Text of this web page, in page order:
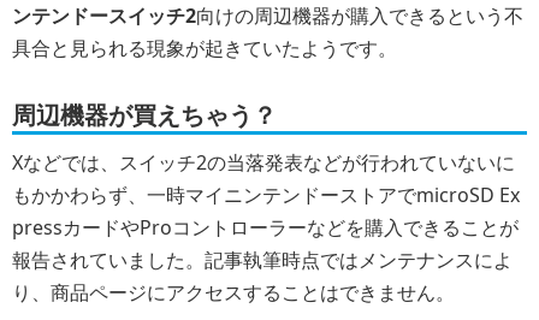
ンテンドースイッチ2向けの周辺機器が購入できるという不
具合と見られる現象が起きていたようです。
周辺機器が買えちゃう？
Xなどでは、スイッチ2の当落発表などが行われていないに
もかかわらず、一時マイニンテンドーストアでmicroSD Ex
pressカードやProコントローラーなどを購入できることが
報告されていました。記事執筆時点ではメンテナンスによ
り、商品ページにアクセスすることはできません。